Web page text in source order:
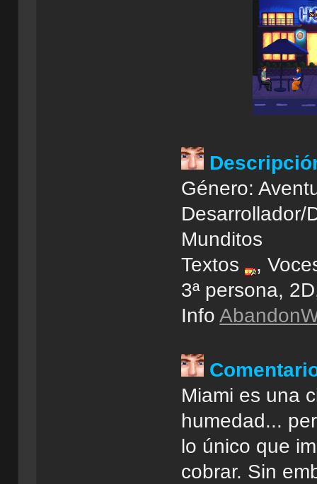
Género:
Desarrollador/
Munditos
Textos ,
3ª persona,
Info
Miami es una
humedad...
lo único que
cobrar. Sin